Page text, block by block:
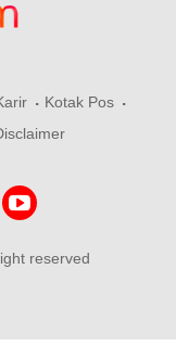
Kotak Pos
reserved